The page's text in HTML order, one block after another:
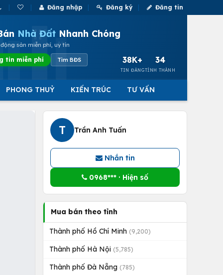
Đăng nhập Đăng ký Đăng tin
Nhà Đất Nhanh Chóng
sản miễn phí, uy tín
tin miễn phí Tìm BĐS 38K+
TIN ĐĂNG
34
TỈNH THÀNH
PHONG THUỶ KIẾN TRÚC TƯ VẤN
T Trần Anh Tuấn
Nhắn tin
0968*** · Hiện số
Mua bán theo tỉnh
Thành phố Hồ Chí Minh (9,200)
Thành phố Hà Nội (5,785)
Thành phố Đà Nẵng (785)